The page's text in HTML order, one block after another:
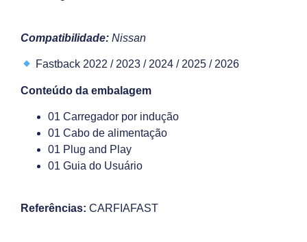
Compatibilidade: Nissan
Fastback 2022 / 2023 / 2024 / 2025 / 2026
Conteúdo da embalagem
01 Carregador por indução
01 Cabo de alimentação
01 Plug and Play
01 Guia do Usuário
Referências: CARFIAFAST